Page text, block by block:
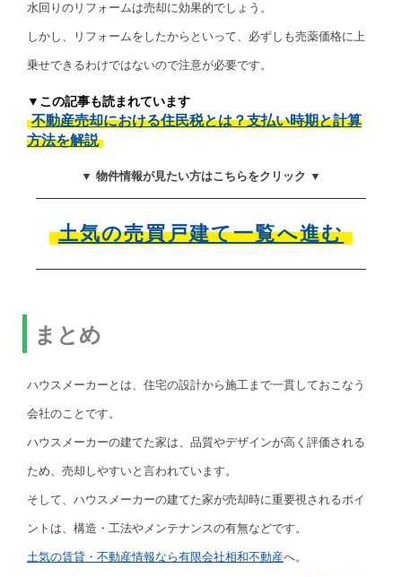
水回りのリフォームは売却に効果的でしょう。
しかし、リフォームをしたからといって、必ずしも売薬価格に上
乗せできるわけではないので注意が必要です。
▼この記事も読まれています
不動産売却における住民税とは？支払い時期と計算
方法を解説
▼ 物件情報が見たい方はこちらをクリック ▼
土気の売買戸建て一覧へ進む
まとめ
ハウスメーカーとは、住宅の設計から施工まで一貫しておこなう
会社のことです。
ハウスメーカーの建てた家は、品質やデザインが高く評価される
ため、売却しやすいと言われています。
そして、ハウスメーカーの建てた家が売却時に重要視されるポイ
ントは、構造・工法やメンテナンスの有無などです。
土気の賃貸・不動産情報なら有限会社相和不動産へ。